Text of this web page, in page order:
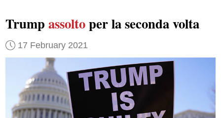
Trump assoltoper la seconda volta
17 February 2021